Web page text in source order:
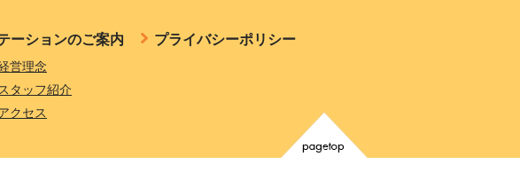
ーションのご案内
営理念
スタッフ紹介
クセス
プライバシーポリシー